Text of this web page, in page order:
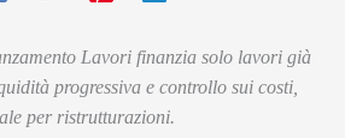
Lavori finanzia solo lavori già
progressiva e controllo sui costi,
per ristrutturazioni.